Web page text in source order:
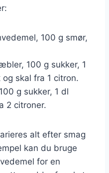
100 g smør,
100 g sukker, 1
skal fra 1 citron.
g sukker, 1 dl
2 citroner.
alt efter smag
kan du bruge
for en